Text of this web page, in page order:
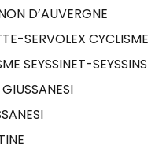
D’AUVERGNE
SERVOLEX CYCLISME
SEYSSINET-SEYSSINS